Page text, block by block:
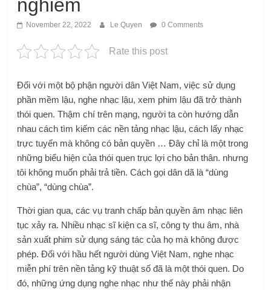
nghiêm
November 22, 2022 Le Quyen 0 Comments
Rate this post
Đối với một bộ phận người dân Việt Nam, việc sử dụng
phần mềm lậu, nghe nhạc lậu, xem phim lậu đã trở thành
thói quen. Thậm chí trên mạng, người ta còn hướng dẫn
nhau cách tìm kiếm các nền tảng nhạc lậu, cách lấy nhạc
trực tuyến mà không có bản quyền … Đây chỉ là một trong
những biểu hiện của thói quen trục lợi cho bản thân. nhưng
tôi không muốn phải trả tiền. Cách gọi dân dã là “dùng
chùa”, “dùng chùa”.
Thời gian qua, các vụ tranh chấp bản quyền âm nhạc liên
tục xảy ra. Nhiều nhạc sĩ kiện ca sĩ, công ty thu âm, nhà
sản xuất phim sử dụng sáng tác của họ mà không được
phép. Đối với hầu hết người dùng Việt Nam, nghe nhạc
miễn phí trên nền tảng kỹ thuật số đã là một thói quen. Do
đó, những ứng dụng nghe nhạc như thế này phải nhận